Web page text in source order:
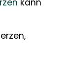
kann